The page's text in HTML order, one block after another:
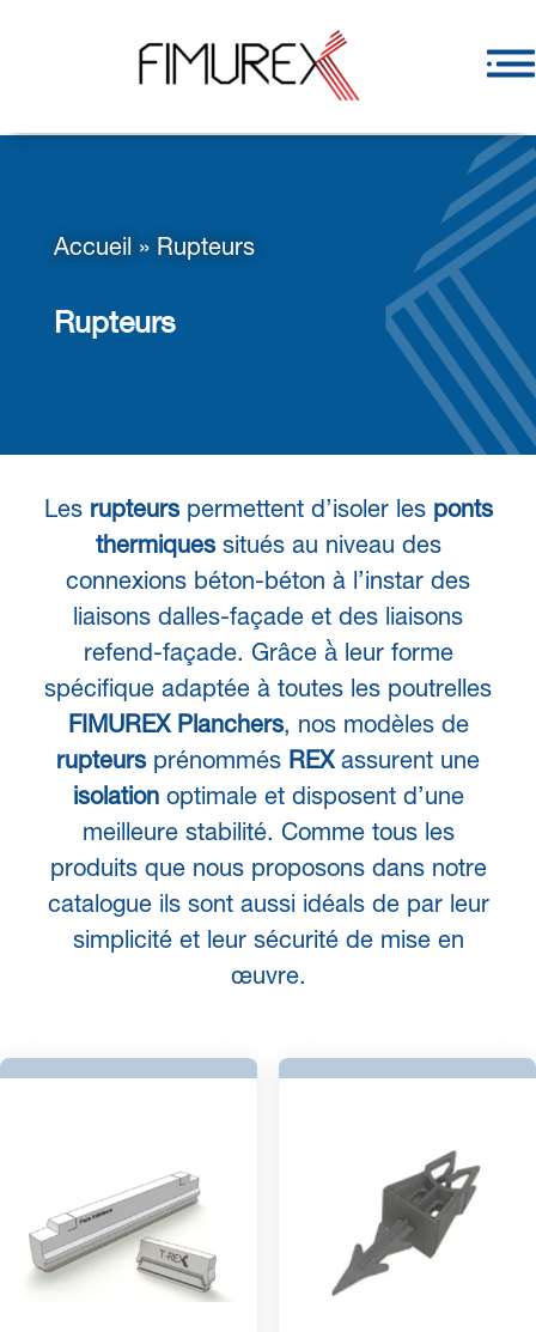
Accueil » Rupteurs
Rupteurs
Les rupteurspermettent d’isoler les ponts
thermiquessitués au niveau des
connexions béton-béton à l’instar des
liaisons dalles-façade et des liaisons
refend-façade. Grâce à̀ leur forme
spécifique adaptée à toutes les poutrelles
FIMUREX Planchers, nos modèles de
rupteursprénommés REXassurent une
isolationoptimale et disposent d’une
meilleure stabilité. Comme tous les
produits que nous proposons dans notre
catalogue ils sont aussi idéals de par leur
simplicité et leur sécurité de mise en
œuvre.